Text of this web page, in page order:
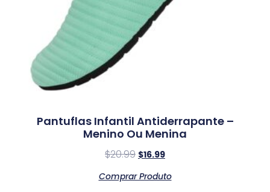
Pantuflas Infantil Antiderrapante –
Menino Ou Menina
$20.99 $16.99
Comprar Produto